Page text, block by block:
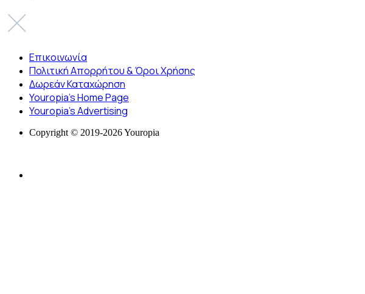
Επικοινωνία
Πολιτική Απορρήτου & Όροι Χρήσης
Δωρεάν Καταχώρηση
Youropia’s Home Page
Youropia’s Advertising
Copyright © 2019-2026 Youropia